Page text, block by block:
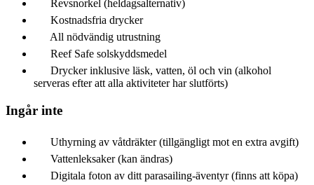
Revsnorkel (heldagsalternativ)
Kostnadsfria drycker
All nödvändig utrustning
Reef Safe solskyddsmedel
Drycker inklusive läsk, vatten, öl och vin (alkohol
serveras efter att alla aktiviteter har slutförts)
Ingår inte
Uthyrning av våtdräkter (tillgängligt mot en extra avgift)
Vattenleksaker (kan ändras)
Digitala foton av ditt parasailing-äventyr (finns att köpa)